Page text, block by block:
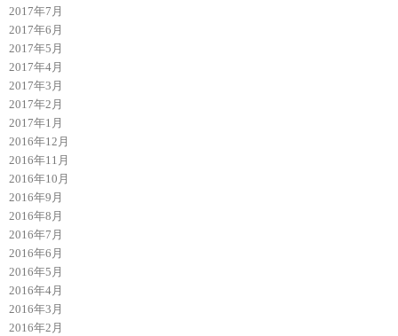
2017年7月
2017年6月
2017年5月
2017年4月
2017年3月
2017年2月
2017年1月
2016年12月
2016年11月
2016年10月
2016年9月
2016年8月
2016年7月
2016年6月
2016年5月
2016年4月
2016年3月
2016年2月